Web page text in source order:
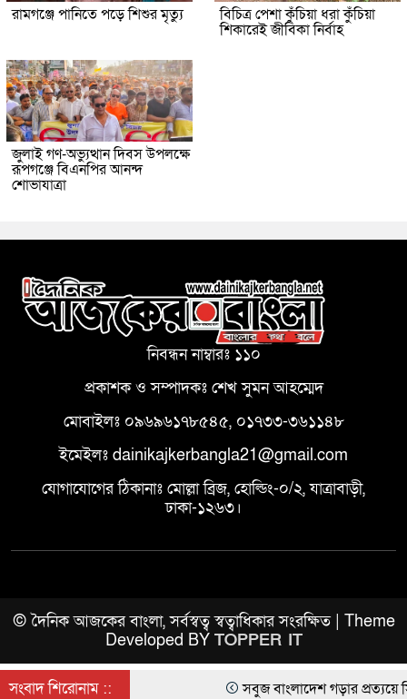
রামগঞ্জে পানিতে পড়ে শিশুর মৃত্যু বিচিত্র পেশা কুঁচিয়া ধরা কুঁচিয়া
শিকারেই জীবিকা নির্বাহ
জুলাই গণ-অভ্যুত্থান দিবস উপলক্ষে
রূপগঞ্জে বিএনপির আনন্দ
শোভাযাত্রা
নিবন্ধন নাম্বারঃ ১১০
প্রকাশক ও সম্পাদকঃ শেখ সুমন আহম্মেদ
মোবাইলঃ ০৯৬৯৬১৭৮৫৪৫, ০১৭৩৩-৩৬১১৪৮
ইমেইলঃ dainikajkerbangla21@gmail.com
যোগাযোগের ঠিকানাঃ মোল্লা ব্রিজ, হোল্ডিং-০/২, যাত্রাবাড়ী,
ঢাকা-১২৬৩।
© দৈনিক আজকের বাংলা, সর্বস্বত্ব স্বত্বাধিকার সংরক্ষিত | Theme
Developed BY TOPPER IT
সংবাদ শিরোনাম :: সবুজ বাংলাদেশ গড়ার প্রত্যয়ে